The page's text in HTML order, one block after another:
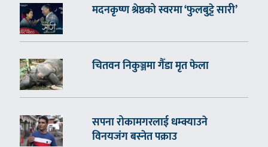
मदनकृष्ण श्रेष्ठको स्वरमा ‘फुलबुट्टे सारी’
चितवन निकुञ्जमा गैँडा मृत फेला
सपना रोकामगरलाई धम्क्याउने
विनयजंग बस्नेत पक्राउ